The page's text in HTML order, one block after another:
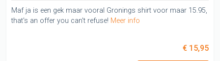
Maf ja is een gek maar vooral Gronings shirt voor maar 15.95,
that's an offer you can't refuse! Meer info
€ 15,95